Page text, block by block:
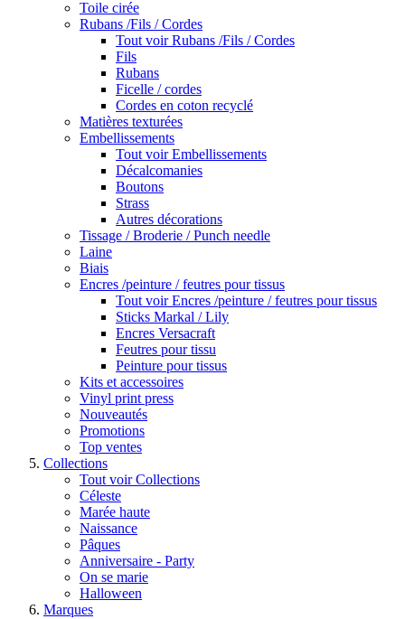
Toile cirée
Rubans /Fils / Cordes
Tout voir Rubans /Fils / Cordes
Fils
Rubans
Ficelle / cordes
Cordes en coton recyclé
Matières texturées
Embellissements
Tout voir Embellissements
Décalcomanies
Boutons
Strass
Autres décorations
Tissage / Broderie / Punch needle
Laine
Biais
Encres /peinture / feutres pour tissus
Tout voir Encres /peinture / feutres pour tissus
Sticks Markal / Lily
Encres Versacraft
Feutres pour tissu
Peinture pour tissus
Kits et accessoires
Vinyl print press
Nouveautés
Promotions
Top ventes
Collections
Tout voir Collections
Céleste
Marée haute
Naissance
Pâques
Anniversaire - Party
On se marie
Halloween
Marques